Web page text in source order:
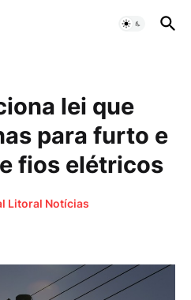
lei que
para furto e
fios elétricos
Litoral Notícias